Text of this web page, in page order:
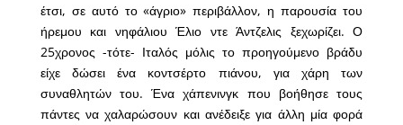
έτσι, σε αυτό το «άγριο» περιβάλλον, η παρουσία του
ήρεμου και νηφάλιου Έλιο ντε Άντζελις ξεχωρίζει. Ο
25χρονος -τότε- Ιταλός μόλις το προηγούμενο βράδυ
είχε δώσει ένα κοντσέρτο πιάνου, για χάρη των
συναθλητών του. Ένα χάπενινγκ που βοήθησε τους
πάντες να χαλαρώσουν και ανέδειξε για άλλη μία φορά